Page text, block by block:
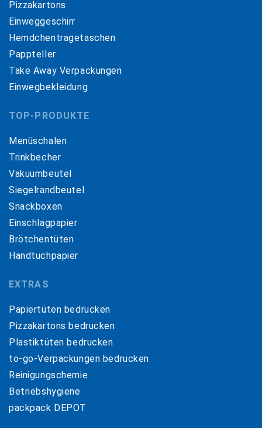
Pizzakartons
Einweggeschirr
Hemdchentragetaschen
Pappteller
Take Away Verpackungen
Einwegbekleidung
TOP-PRODUKTE
Menüschalen
Trinkbecher
Vakuumbeutel
Siegelrandbeutel
Snackboxen
Einschlagpapier
Brötchentüten
Handtuchpapier
EXTRAS
Papiertüten bedrucken
Pizzakartons bedrucken
Plastiktüten bedrucken
to-go-Verpackungen bedrucken
Reinigungschemie
Betriebshygiene
packpack DEPOT